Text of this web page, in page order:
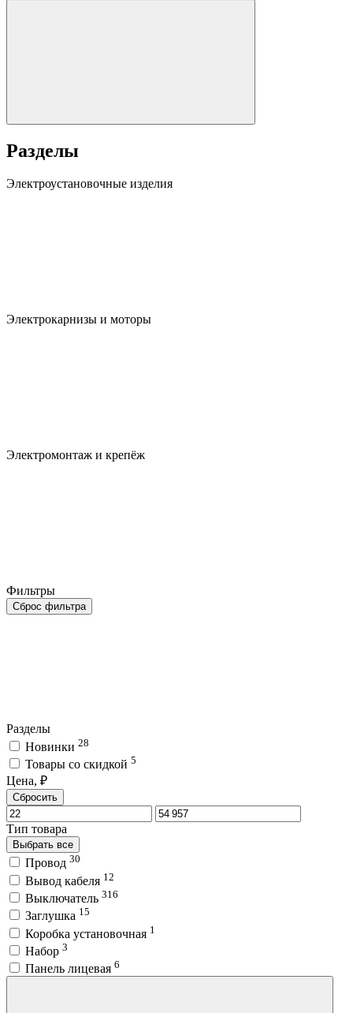
Разделы
Электроустановочные изделия
Электрокарнизы и моторы
Электромонтаж и крепёж
Фильтры
Сброс фильтра
Разделы
Новинки 28
Товары со скидкой 5
Цена, ₽
Сбросить
Тип товара
Выбрать все
Провод 30
Вывод кабеля 12
Выключатель 316
Заглушка 15
Коробка установочная 1
Набор 3
Панель лицевая 6